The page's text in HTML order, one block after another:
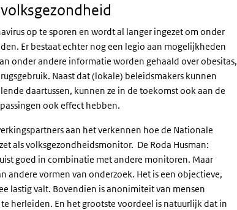
op te sporen en wordt al langer ingezet om onder
Er bestaat echter nog een legio aan mogelijkheden
onder andere informatie worden gehaald over obesitas,
Naast dat (lokale) beleidsmakers kunnen
daartussen, kunnen ze in de toekomst ook aan de
ook effect hebben.
aan het verkennen hoe de Nationale
als volksgezondheidsmonitor. De Roda Husman:
goed in combinatie met andere monitoren. Maar
vormen van onderzoek. Het is een objectieve,
lastig valt. Bovendien is anonimiteit van mensen
herleiden. En het grootste voordeel is natuurlijk dat in